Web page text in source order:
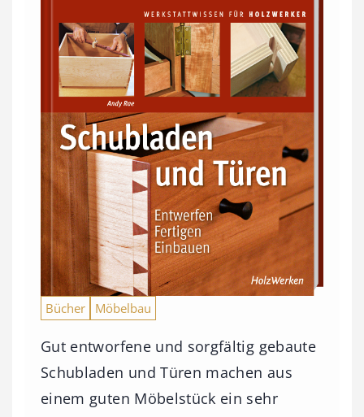
Bücher Möbelbau
Gut entworfene und sorgfältig gebaute
Schubladen und Türen machen aus
einem guten Möbelstück ein sehr